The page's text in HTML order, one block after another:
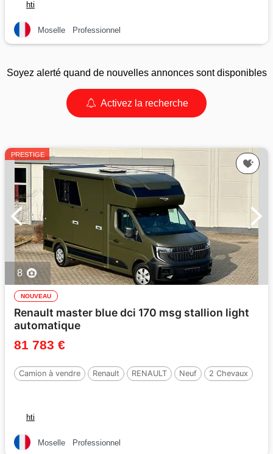
hti
Moselle Professionnel
Soyez alerté quand de nouvelles annonces sont disponibles
Activez la recherche
PRESTIGE
8
NOUVEAU
Renault master blue dci 170 msg stallion light
automatique
81 783 €
Camion à vendre Renault RENAULT Neuf 2 Chevaux
hti
Moselle Professionnel